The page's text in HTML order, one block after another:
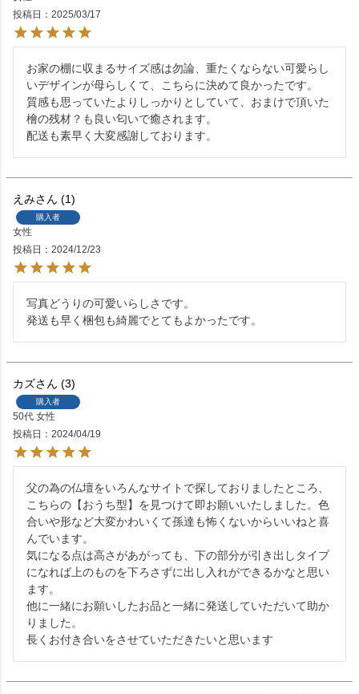
投稿日
2025/03/17
お家の棚に収まるサイズ感は勿論、重たくならない可愛らし
いデザインが母らしくて、こちらに決めて良かったです。
質感も思っていたよりしっかりとしていて、おまけで頂いた
檜の残材？も良い匂いで癒されます。
配送も素早く大変感謝しております。
えみ 1
購入者
女性
投稿日
2024/12/23
写真どうりの可愛いらしさです。
発送も早く梱包も綺麗でとてもよかったです。
カズ 3
購入者
50代 女性
投稿日
2024/04/19
父の為の仏壇をいろんなサイトで探しておりましたところ、
こちらの【おうち型】を見つけて即お願いいたしました。色
合いや形など大変かわいくて孫達も怖くないからいいねと喜
んでいます。
気になる点は高さがあがっても、下の部分が引き出しタイプ
になれば上のものを下ろさずに出し入れができるかなと思い
ます。
他に一緒にお願いしたお品と一緒に発送していただいて助か
りました。
長くお付き合いをさせていただきたいと思います